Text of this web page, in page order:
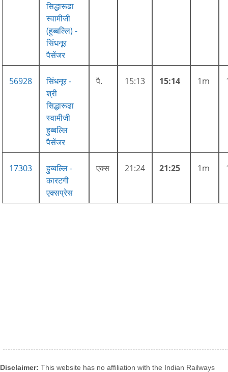
सिद्धारूढा
स्वामीजी
(हुब्बल्लि) -
सिंधनूर
पैसेंजर
56928
सिंधनूर -
श्री
सिद्धारूढा
स्वामीजी
हुब्बल्लि
पैसेंजर
पै. 15:13 15:14 1m
17303
हुब्बल्लि -
कारटगी
एक्सप्रेस
एक्स 21:24 21:25 1m
Disclaimer: This website has no affiliation with the Indian Railways